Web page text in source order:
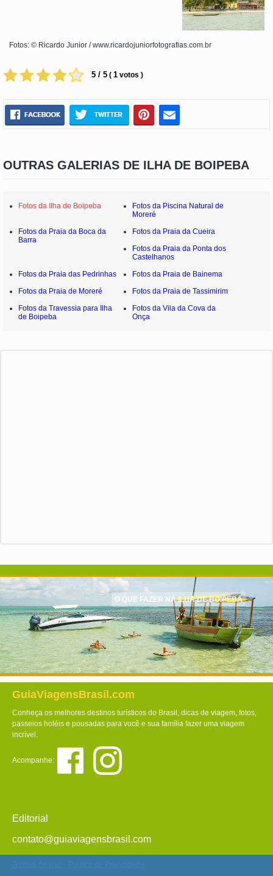
Fotos: © Ricardo Junior / www.ricardojuniorfotografias.com.br
5 / 5 ( 1 votos )
OUTRAS GALERIAS DE ILHA DE BOIPEBA
Fotos da Ilha de Boipeba
Fotos da Piscina Natural de
Moreré
Fotos da Praia da Boca da
Barra
Fotos da Praia da Cueira
Fotos da Praia da Ponta dos
Castelhanos
Fotos da Praia das Pedrinhas
Fotos da Praia de Bainema
Fotos da Praia de Moreré
Fotos da Praia de Tassimirim
Fotos da Travessia para Ilha
de Boipeba
Fotos da Vila da Cova da
Onça
O QUE FAZER NA ILHA DE BOIPEBA
GuiaViagensBrasil.com
Conheça os melhores destinos turísticos do Brasil, dicas de viagem, fotos,
passeios hotéis e pousadas para você e sua família fazer uma viagem
incrível.
Acompanhe:
Editorial
contato@guiaviagensbrasil.com
Termos de Uso Política de Privacidade